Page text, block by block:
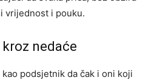
vrijednost i pouku.
nedaće
podsjetnik da čak i oni koji